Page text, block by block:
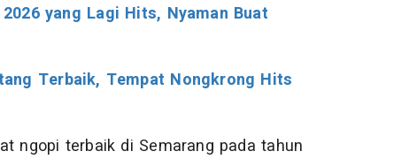
yang Lagi Hits, Nyaman Buat
Terbaik, Tempat Nongkrong Hits
ngopi terbaik di Semarang pada tahun